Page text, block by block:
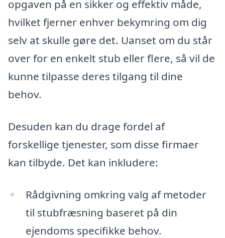
opgaven på en sikker og effektiv måde,
hvilket fjerner enhver bekymring om dig
selv at skulle gøre det. Uanset om du står
over for en enkelt stub eller flere, så vil de
kunne tilpasse deres tilgang til dine
behov.
Desuden kan du drage fordel af
forskellige tjenester, som disse firmaer
kan tilbyde. Det kan inkludere:
Rådgivning omkring valg af metoder
til stubfræsning baseret på din
ejendoms specifikke behov.